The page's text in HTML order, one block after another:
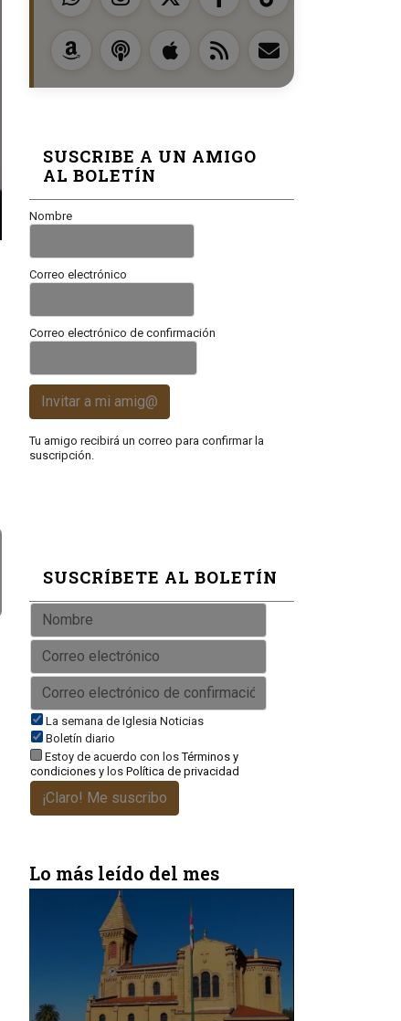
SUSCRIBE A UN AMIGO
AL BOLETÍN
Nombre
Correo electrónico
Correo electrónico de confirmación
Invitar a mi amig@
Tu amigo recibirá un correo para confirmar la
suscripción.
SUSCRÍBETE AL BOLETÍN
La semana de Iglesia Noticias
Boletín diario
Estoy de acuerdo con losTérminos y
condiciones y los Política de privacidad
¡Claro! Me suscribo
Lo más leído del mes